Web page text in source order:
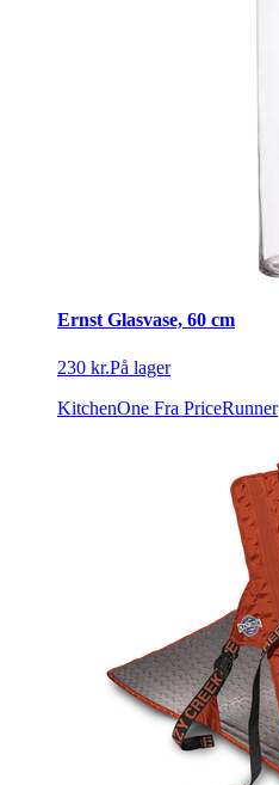
Ernst Glasvase, 60 cm
230 kr.På lager
KitchenOne Fra PriceRunner